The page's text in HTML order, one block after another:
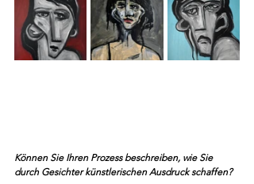
Können Sie Ihren Prozess beschreiben, wie Sie
durch Gesichter künstlerischen Ausdruck schaffen?